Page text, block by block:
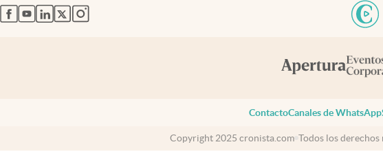
abre en nueva pestaña
abre en nueva pestaña
abre en nueva pestaña
abre en nueva pestaña
abre en nueva pestaña
ContactoCanales de WhatsApp
Copyright 2025 cronista.com Todos los derechos